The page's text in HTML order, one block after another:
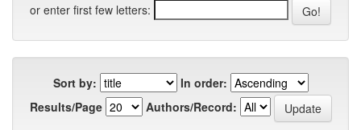
or enter first few letters:
Sort by:
In order:
Results/Page
Authors/Record: